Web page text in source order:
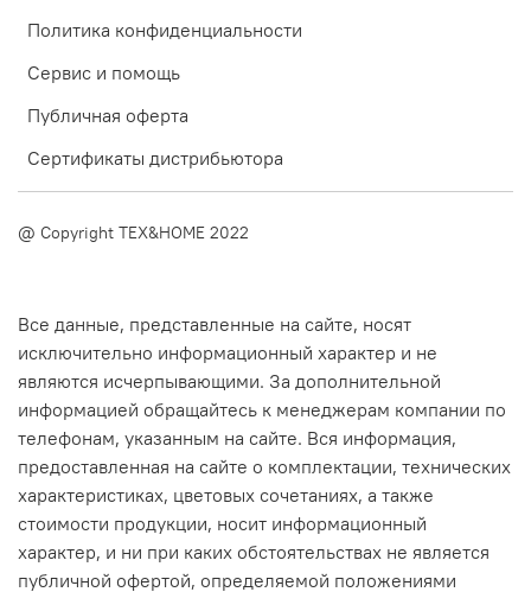
Политика конфиденциальности
Сервис и помощь
Публичная оферта
Сертификаты дистрибьютора
@ Copyright TEX&HOME 2022
Все данные, представленные на сайте, носят
исключительно информационный характер и не
являются исчерпывающими. За дополнительной
информацией обращайтесь к менеджерам компании по
телефонам, указанным на сайте. Вся информация,
предоставленная на сайте о комплектации, технических
характеристиках, цветовых сочетаниях, а также
стоимости продукции, носит информационный
характер, и ни при каких обстоятельствах не является
публичной офертой, определяемой положениями